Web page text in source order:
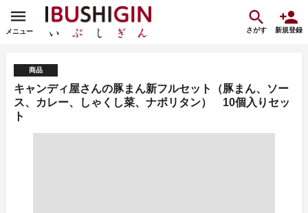
メニュー さがす 新規登録
商品
キャンディ屋さんの豚まん新フルセット（豚まん、ソー
ス、カレー、しゃくし菜、ナポリタン） 10個入りセッ
ト